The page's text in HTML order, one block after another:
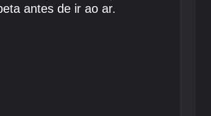
antes de ir ao ar.